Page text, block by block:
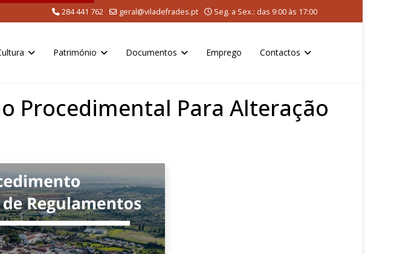
284 441 762 geral@viladefrades.pt Seg. a Sex.: das 9:00 às 17:00
Património Documentos Emprego Contactos
Procedimental Para Alteração